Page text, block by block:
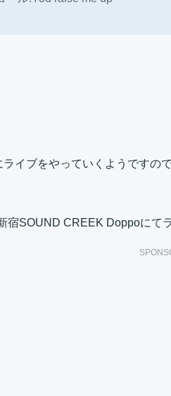
イブをやっていくようですの
宿SOUND CREEK Doppoにて